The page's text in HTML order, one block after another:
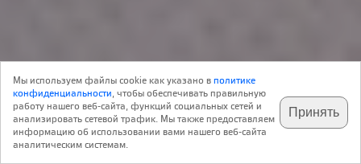
0 Архитектура
Беспрецедентный в истории новой России проект
подпишитесь на наш
телеграм @archi_ru
✕
Мы используем файлы cookie как указано вполитике
конфиденциальности, чтобы обеспечивать правильную
работу нашего веб-сайта, функций социальных сетей и
анализировать сетевой трафик. Мы также предоставляем
информацию об использовании вами нашего веб-сайта
аналитическим системам.
Принять